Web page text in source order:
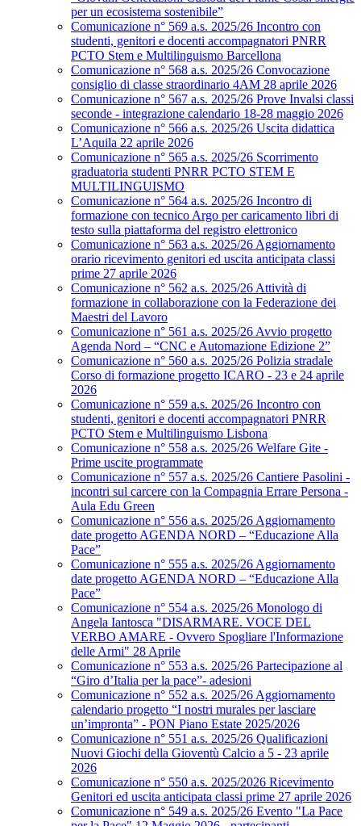
per un ecosistema sostenibile”
Comunicazione n° 569 a.s. 2025/26 Incontro con
studenti, genitori e docenti accompagnatori PNRR
PCTO Stem e Multilinguismo Barcellona
Comunicazione n° 568 a.s. 2025/26 Convocazione
consiglio di classe straordinario 4AM 28 aprile 2026
Comunicazione n° 567 a.s. 2025/26 Prove Invalsi classi
seconde - integrazione calendario 18-28 maggio 2026
Comunicazione n° 566 a.s. 2025/26 Uscita didattica
L’Aquila 22 aprile 2026
Comunicazione n° 565 a.s. 2025/26 Scorrimento
graduatoria studenti PNRR PCTO STEM E
MULTILINGUISMO
Comunicazione n° 564 a.s. 2025/26 Incontro di
formazione con tecnico Argo per caricamento libri di
testo sulla piattaforma del registro elettronico
Comunicazione n° 563 a.s. 2025/26 Aggiornamento
orario ricevimento genitori ed uscita anticipata classi
prime 27 aprile 2026
Comunicazione n° 562 a.s. 2025/26 Attività di
formazione in collaborazione con la Federazione dei
Maestri del Lavoro
Comunicazione n° 561 a.s. 2025/26 Avvio progetto
Agenda Nord – “CNC e Automazione Edizione 2”
Comunicazione n° 560 a.s. 2025/26 Polizia stradale
Corso di formazione progetto ICARO - 23 e 24 aprile
2026
Comunicazione n° 559 a.s. 2025/26 Incontro con
studenti, genitori e docenti accompagnatori PNRR
PCTO Stem e Multilinguismo Lisbona
Comunicazione n° 558 a.s. 2025/26 Welfare Gite -
Prime uscite programmate
Comunicazione n° 557 a.s. 2025/26 Cantiere Pasolini -
incontri sul carcere con la Compagnia Errare Persona -
Aula Edu Green
Comunicazione n° 556 a.s. 2025/26 Aggiornamento
date progetto AGENDA NORD – “Educazione Alla
Pace”
Comunicazione n° 555 a.s. 2025/26 Aggiornamento
date progetto AGENDA NORD – “Educazione Alla
Pace”
Comunicazione n° 554 a.s. 2025/26 Monologo di
Angela Iantosca "DISARMARE. VOCE DEL
VERBO AMARE - Ovvero Spogliare l'Informazione
delle Armi" 28 Aprile
Comunicazione n° 553 a.s. 2025/26 Partecipazione al
“Giro d’Italia per la pace”- adesioni
Comunicazione n° 552 a.s. 2025/26 Aggiornamento
calendario progetto “I nostri murales per lasciare
un’impronta” - PON Piano Estate 2025/2026
Comunicazione n° 551 a.s. 2025/26 Qualificazioni
Nuovi Giochi della Gioventù Calcio a 5 - 23 aprile
2026
Comunicazione n° 550 a.s. 2025/2026 Ricevimento
Genitori ed uscita anticipata classi prime 27 aprile 2026
Comunicazione n° 549 a.s. 2025/26 Evento "La Pace